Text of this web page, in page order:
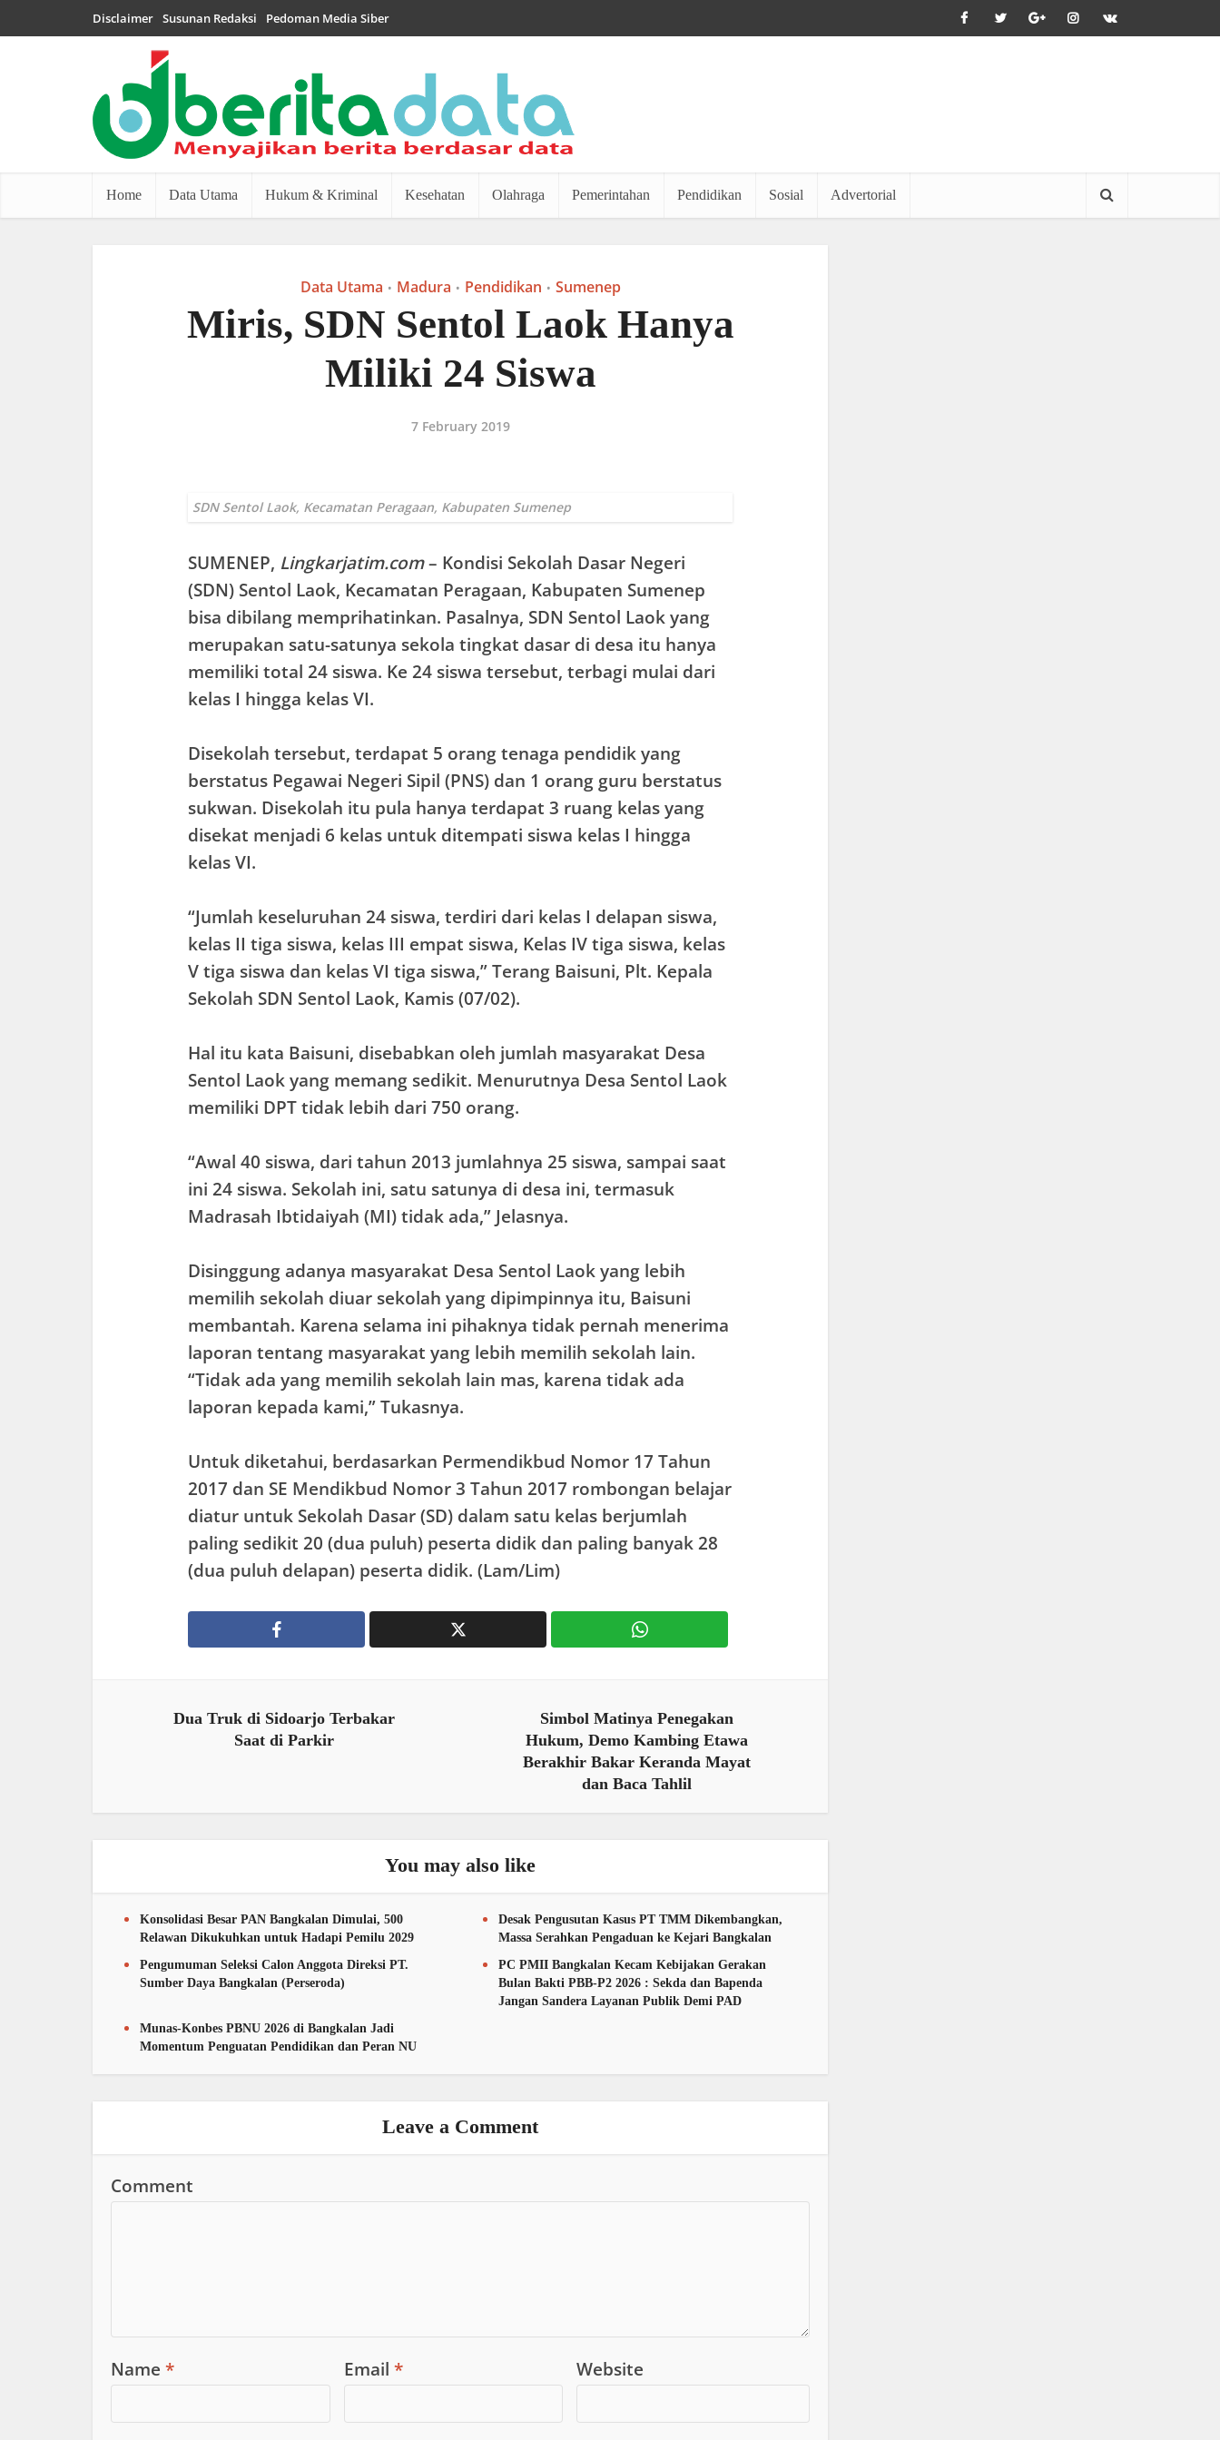
Disclaimer Susunan Redaksi Pedoman Media Siber
Home Data Utama Hukum & Kriminal Kesehatan Olahraga Pemerintahan Pendidikan Sosial Advertorial
Data Utama • Madura • Pendidikan • Sumenep
Miris, SDN Sentol Laok Hanya
Miliki 24 Siswa
7 February 2019
SDN Sentol Laok, Kecamatan Peragaan, Kabupaten Sumenep
SUMENEP, Lingkarjatim.com– Kondisi Sekolah Dasar Negeri
(SDN) Sentol Laok, Kecamatan Peragaan, Kabupaten Sumenep
bisa dibilang memprihatinkan. Pasalnya, SDN Sentol Laok yang
merupakan satu-satunya sekola tingkat dasar di desa itu hanya
memiliki total 24 siswa. Ke 24 siswa tersebut, terbagi mulai dari
kelas I hingga kelas VI.
Disekolah tersebut, terdapat 5 orang tenaga pendidik yang
berstatus Pegawai Negeri Sipil (PNS) dan 1 orang guru berstatus
sukwan. Disekolah itu pula hanya terdapat 3 ruang kelas yang
disekat menjadi 6 kelas untuk ditempati siswa kelas I hingga
kelas VI.
“Jumlah keseluruhan 24 siswa, terdiri dari kelas I delapan siswa,
kelas II tiga siswa, kelas III empat siswa, Kelas IV tiga siswa, kelas
V tiga siswa dan kelas VI tiga siswa,” Terang Baisuni, Plt. Kepala
Sekolah SDN Sentol Laok, Kamis (07/02).
Hal itu kata Baisuni, disebabkan oleh jumlah masyarakat Desa
Sentol Laok yang memang sedikit. Menurutnya Desa Sentol Laok
memiliki DPT tidak lebih dari 750 orang.
“Awal 40 siswa, dari tahun 2013 jumlahnya 25 siswa, sampai saat
ini 24 siswa. Sekolah ini, satu satunya di desa ini, termasuk
Madrasah Ibtidaiyah (MI) tidak ada,” Jelasnya.
Disinggung adanya masyarakat Desa Sentol Laok yang lebih
memilih sekolah diuar sekolah yang dipimpinnya itu, Baisuni
membantah. Karena selama ini pihaknya tidak pernah menerima
laporan tentang masyarakat yang lebih memilih sekolah lain.
“Tidak ada yang memilih sekolah lain mas, karena tidak ada
laporan kepada kami,” Tukasnya.
Untuk diketahui, berdasarkan Permendikbud Nomor 17 Tahun
2017 dan SE Mendikbud Nomor 3 Tahun 2017 rombongan belajar
diatur untuk Sekolah Dasar (SD) dalam satu kelas berjumlah
paling sedikit 20 (dua puluh) peserta didik dan paling banyak 28
(dua puluh delapan) peserta didik. (Lam/Lim)
Dua Truk di Sidoarjo Terbakar
Saat di Parkir
Simbol Matinya Penegakan
Hukum, Demo Kambing Etawa
Berakhir Bakar Keranda Mayat
dan Baca Tahlil
You may also like
Konsolidasi Besar PAN Bangkalan Dimulai, 500
Relawan Dikukuhkan untuk Hadapi Pemilu 2029
Desak Pengusutan Kasus PT TMM Dikembangkan,
Massa Serahkan Pengaduan ke Kejari Bangkalan
Pengumuman Seleksi Calon Anggota Direksi PT.
Sumber Daya Bangkalan (Perseroda)
PC PMII Bangkalan Kecam Kebijakan Gerakan
Bulan Bakti PBB-P2 2026 : Sekda dan Bapenda
Jangan Sandera Layanan Publik Demi PAD
Munas-Konbes PBNU 2026 di Bangkalan Jadi
Momentum Penguatan Pendidikan dan Peran NU
Leave a Comment
Comment
Name * Email * Website